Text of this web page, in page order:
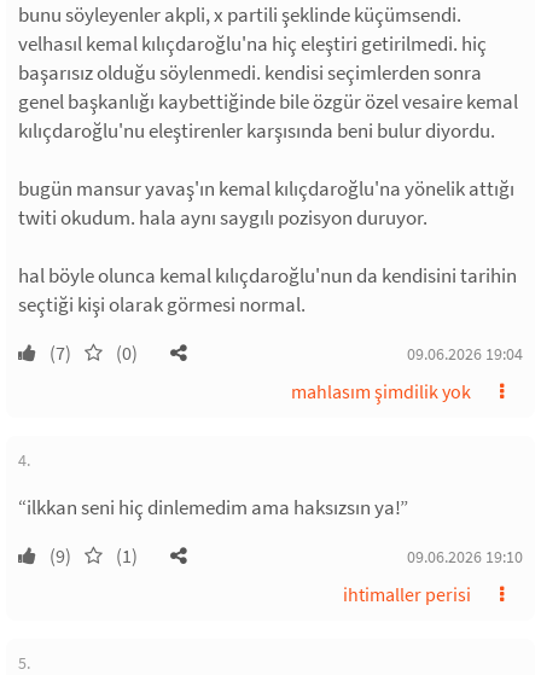
bunu söyleyenler akpli, x partili şeklinde küçümsendi.
velhasıl kemal kılıçdaroğlu'na hiç eleştiri getirilmedi. hiç
başarısız olduğu söylenmedi. kendisi seçimlerden sonra
genel başkanlığı kaybettiğinde bile özgür özel vesaire kemal
kılıçdaroğlu'nu eleştirenler karşısında beni bulur diyordu.
bugün mansur yavaş'ın kemal kılıçdaroğlu'na yönelik attığı
twiti okudum. hala aynı saygılı pozisyon duruyor.
hal böyle olunca kemal kılıçdaroğlu'nun da kendisini tarihin
seçtiği kişi olarak görmesi normal.
(7) (0) 09.06.2026 19:04
mahlasım şimdilik yok
4.
“ilkkan seni hiç dinlemedim ama haksızsın ya!”
(9) (1) 09.06.2026 19:10
ihtimaller perisi
5.